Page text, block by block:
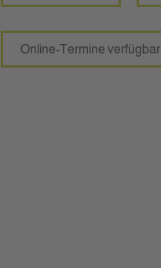
Online-Termine verfügbar